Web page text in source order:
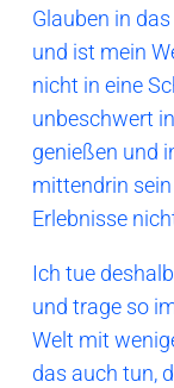
Glauben in
und ist mein
nicht in eine
unbeschwert
genießen und
mittendrin
Erlebnisse
Ich tue
und trage so
Welt mit
das auch tun,